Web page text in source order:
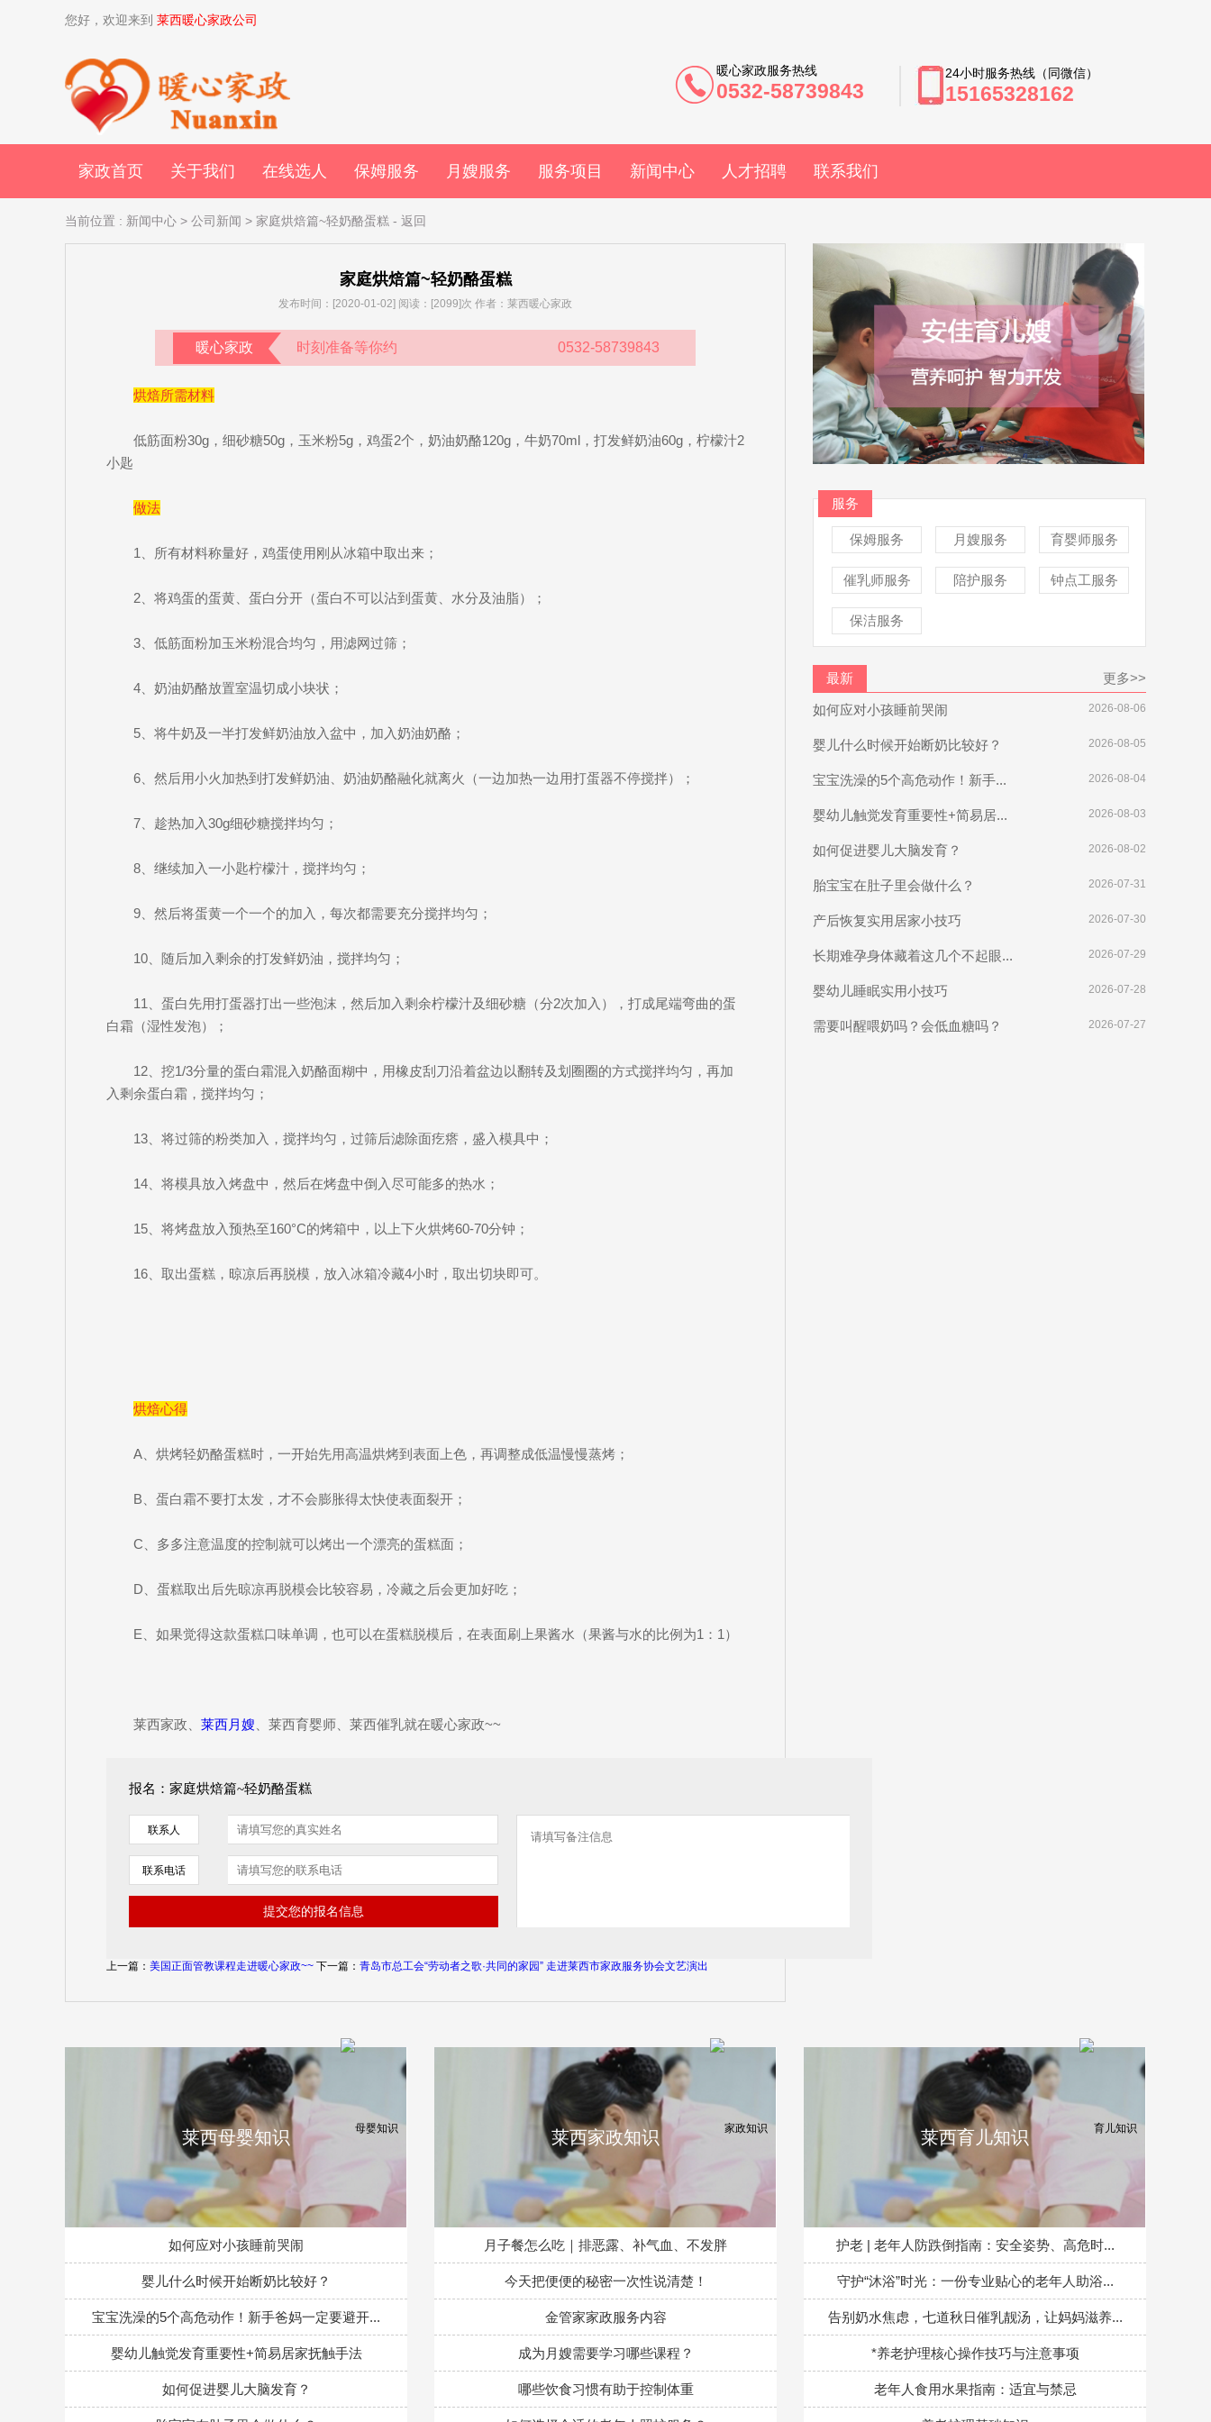
您好，欢迎来到 莱西暖心家政公司
暖心家政服务热线
0532-58739843
24小时服务热线（同微信）
15165328162
家政首页 关于我们 在线选人 保姆服务 月嫂服务 服务项目 新闻中心 人才招聘 联系我们
当前位置 : 新闻中心 > 公司新闻 > 家庭烘焙篇~轻奶酪蛋糕 - 返回
家庭烘焙篇~轻奶酪蛋糕
发布时间：[2020-01-02] 阅读：[2099]次 作者：莱西暖心家政
暖心家政 时刻准备等你约 0532-58739843
烘焙所需材料
低筋面粉30g，细砂糖50g，玉米粉5g，鸡蛋2个，奶油奶酪120g，牛奶70ml，打发鲜奶油60g，柠檬汁2
小匙
做法
1、所有材料称量好，鸡蛋使用刚从冰箱中取出来；
2、将鸡蛋的蛋黄、蛋白分开（蛋白不可以沾到蛋黄、水分及油脂）；
3、低筋面粉加玉米粉混合均匀，用滤网过筛；
4、奶油奶酪放置室温切成小块状；
5、将牛奶及一半打发鲜奶油放入盆中，加入奶油奶酪；
6、然后用小火加热到打发鲜奶油、奶油奶酪融化就离火（一边加热一边用打蛋器不停搅拌）；
7、趁热加入30g细砂糖搅拌均匀；
8、继续加入一小匙柠檬汁，搅拌均匀；
9、然后将蛋黄一个一个的加入，每次都需要充分搅拌均匀；
10、随后加入剩余的打发鲜奶油，搅拌均匀；
11、蛋白先用打蛋器打出一些泡沫，然后加入剩余柠檬汁及细砂糖（分2次加入），打成尾端弯曲的蛋
白霜（湿性发泡）；
12、挖1/3分量的蛋白霜混入奶酪面糊中，用橡皮刮刀沿着盆边以翻转及划圈圈的方式搅拌均匀，再加
入剩余蛋白霜，搅拌均匀；
13、将过筛的粉类加入，搅拌均匀，过筛后滤除面疙瘩，盛入模具中；
14、将模具放入烤盘中，然后在烤盘中倒入尽可能多的热水；
15、将烤盘放入预热至160°C的烤箱中，以上下火烘烤60-70分钟；
16、取出蛋糕，晾凉后再脱模，放入冰箱冷藏4小时，取出切块即可。
烘焙心得
A、烘烤轻奶酪蛋糕时，一开始先用高温烘烤到表面上色，再调整成低温慢慢蒸烤；
B、蛋白霜不要打太发，才不会膨胀得太快使表面裂开；
C、多多注意温度的控制就可以烤出一个漂亮的蛋糕面；
D、蛋糕取出后先晾凉再脱模会比较容易，冷藏之后会更加好吃；
E、如果觉得这款蛋糕口味单调，也可以在蛋糕脱模后，在表面刷上果酱水（果酱与水的比例为1：1）
莱西家政、 莱西月嫂 、莱西育婴师、莱西催乳就在暖心家政~~
报名：家庭烘焙篇~轻奶酪蛋糕
联系人
联系电话
上一篇： 美国正面管教课程走进暖心家政~~ 下一篇： 青岛市总工会“劳动者之歌·共同的家园” 走进莱西市家政服务协会文艺演出
服务
保姆服务 月嫂服务 育婴师服务
催乳师服务 陪护服务 钟点工服务
保洁服务
最新 更多>>
如何应对小孩睡前哭闹 2026-08-06
婴儿什么时候开始断奶比较好？ 2026-08-05
宝宝洗澡的5个高危动作！新手... 2026-08-04
婴幼儿触觉发育重要性+简易居... 2026-08-03
如何促进婴儿大脑发育？ 2026-08-02
胎宝宝在肚子里会做什么？ 2026-07-31
产后恢复实用居家小技巧 2026-07-30
长期难孕身体藏着这几个不起眼... 2026-07-29
婴幼儿睡眠实用小技巧 2026-07-28
需要叫醒喂奶吗？会低血糖吗？ 2026-07-27
莱西母婴知识
如何应对小孩睡前哭闹
婴儿什么时候开始断奶比较好？
宝宝洗澡的5个高危动作！新手爸妈一定要避开...
婴幼儿触觉发育重要性+简易居家抚触手法
如何促进婴儿大脑发育？
莱西家政知识
月子餐怎么吃｜排恶露、补气血、不发胖
今天把便便的秘密一次性说清楚！
金管家家政服务内容
成为月嫂需要学习哪些课程？
哪些饮食习惯有助于控制体重
莱西育儿知识
护老 | 老年人防跌倒指南：安全姿势、高危时...
守护“沐浴”时光：一份专业贴心的老年人助浴...
告别奶水焦虑，七道秋日催乳靓汤，让妈妈滋养...
*养老护理核心操作技巧与注意事项
老年人食用水果指南：适宜与禁忌